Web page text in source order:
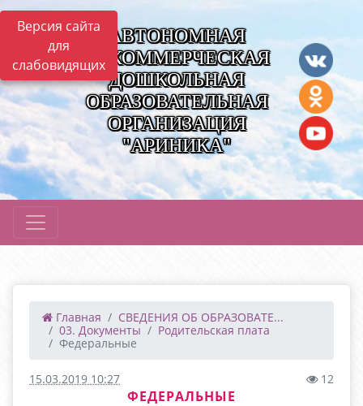
Версия сайта
для
слабовидящих
АВТОНОМНАЯ
НЕКОММЕРЧЕСКАЯ
ДОШКОЛЬНАЯ
ОБРАЗОВАТЕЛЬНАЯ
ОРГАНИЗАЦИЯ
"АРИНИКА"
Главная
СВЕДЕНИЯ ОБ ОБРАЗОВАТЕ...
03. Документы
Родительская плата
Федеральные
15.03.2019 10:27 12
ФЕДЕРАЛЬНЫЕ